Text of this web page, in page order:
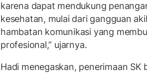
karena dapat mendukung
kesehatan, mulai dari gangguan
hambatan komunikasi yang
profesional,” ujarnya.
Hadi menegaskan, penerimaan SK